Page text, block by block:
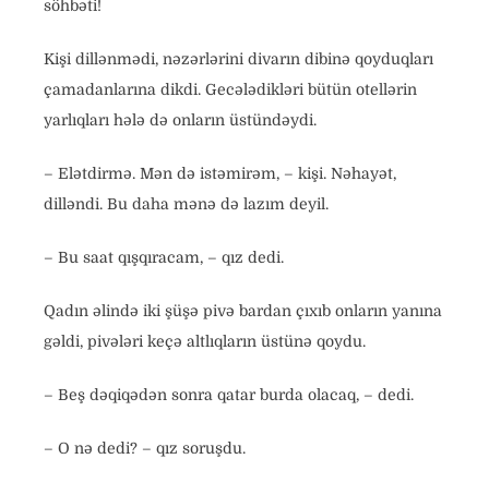
söhbəti!
Kişi dillənmədi, nəzərlərini divarın dibinə qoyduqları
çamadanlarına dikdi. Gecələdikləri bütün otellərin
yarlıqları hələ də onların üstündəydi.
– Elətdirmə. Mən də istəmirəm, – kişi. Nəhayət,
dilləndi. Bu daha mənə də lazım deyil.
– Bu saat qışqıracam, – qız dedi.
Qadın əlində iki şüşə pivə bardan çıxıb onların yanına
gəldi, pivələri keçə altlıqların üstünə qoydu.
– Beş dəqiqədən sonra qatar burda olacaq, – dedi.
– O nə dedi? – qız soruşdu.